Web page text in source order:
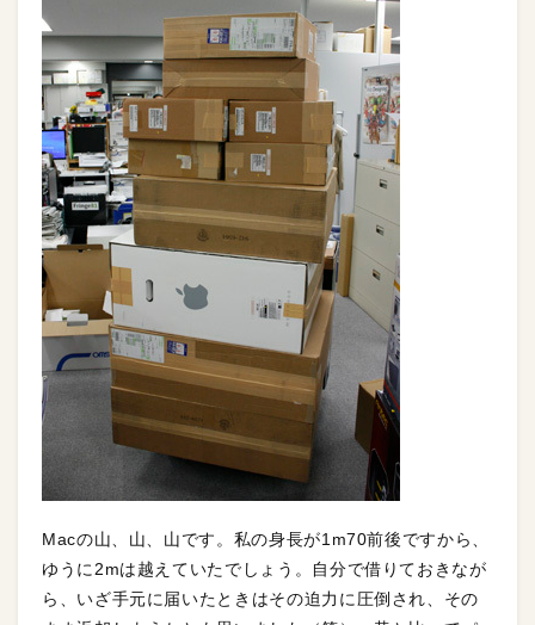
Macの山、山、山です。私の身長が1m70前後ですから、
ゆうに2mは越えていたでしょう。自分で借りておきなが
ら、いざ手元に届いたときはその迫力に圧倒され、その